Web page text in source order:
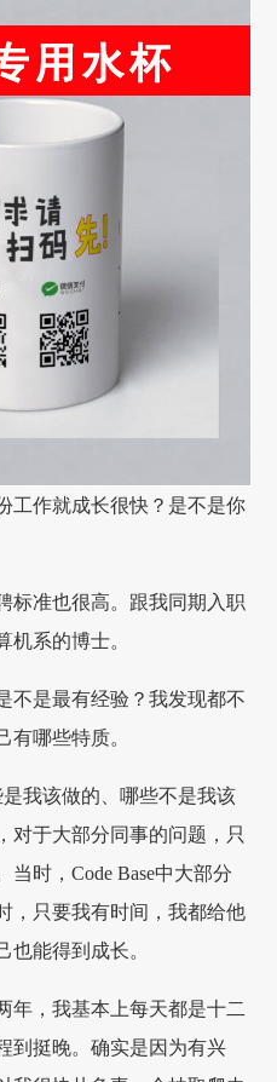
工作就成长很快？是不是你
标准也很高。跟我同期入职
机系的博士。
不是最有经验？我发现都不
有哪些特质。
我该做的、哪些不是我该
对于大部分同事的问题，只
时，Code Base中大部分
，只要我有时间，我都给他
也能得到成长。
年，我基本上每天都是十二
到挺晚。确实是因为有兴